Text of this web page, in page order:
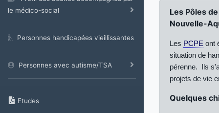
le médico-social
Personnes handicapées vieillissantes
Personnes avec autisme/TSA
Etudes
Les Pôles
Nouvelle-
Les PCPE ont
situation de
pérenne. Ils
projets de vie
Quelques